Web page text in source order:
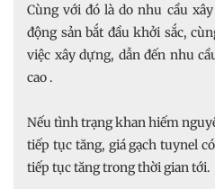
Cùng với đó là do nhu cầu
động sản bắt đầu khởi sắc,
việc xây dựng, dẫn đến nhu
cao .
Nếu tình trạng khan hiếm
tiếp tục tăng, giá gạch tuynel
tiếp tục tăng trong thời gian tới.